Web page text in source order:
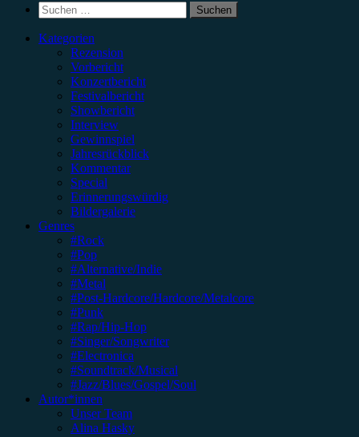
Suchen
nach:
Kategorien
Rezension
Vorbericht
Konzertbericht
Festivalbericht
Showbericht
Interview
Gewinnspiel
Jahresrückblick
Kommentar
Special
Erinnerungswürdig
Bildergalerie
Genres
#Rock
#Pop
#Alternative/Indie
#Metal
#Post-Hardcore/Hardcore/Metalcore
#Punk
#Rap/Hip-Hop
#Singer/Songwriter
#Electronica
#Soundtrack/Musical
#Jazz/Blues/Gospel/Soul
Autor*innen
Unser Team
Alina Hasky